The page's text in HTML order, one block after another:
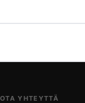
OTA YHTEYTTÄ